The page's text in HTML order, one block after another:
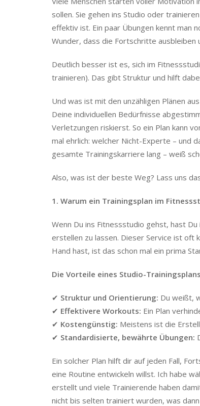
sollen. Sie gehen ins Studio oder
effektiv ist. Ein paar Übungen kennt man
Wunder, dass die Fortschritte
Deutlich besser ist es, sich im
trainieren). Das gibt Struktur und hilft
Und was ist mit den unzähligen Plänen
Deine individuellen Bedürfnisse
Verletzungen riskierst. So ein Plan kann
mal ehrlich: welcher Nicht-Experte – und
gesamte Trainingskarriere lang – weiß
Also, was ist der beste Weg? Lass uns
1. Warum ein Trainingsplan im
Wenn Du ins Fitnessstudio gehst, hast
erstellen zu lassen. Dieser Service ist oft
Hand hast, ist das schon mal ein prima
Die Vorteile eines Studio-Trainingsplans
✔ Struktur und Orientierung: Du weißt,
✔ Effektivere Workouts: Ein Plan
✔ Kostengünstig: Meistens ist die
✔ Standardisierte, bewährte Übungen:
Ein solcher Plan hilft dir auf jeden Fall,
eine Routine entwickeln willst. Ich habe
erstellt und viele Trainierende haben
nicht bis selten trainiert wurden, was